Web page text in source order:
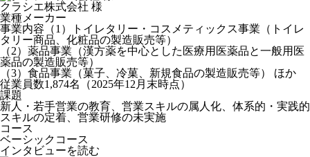
クラシエ株式会社 様
業種 メーカー
事業内容 （1）トイレタリー・コスメティックス事業（トイレ
タリー商品、化粧品の製造販売等）
（2）薬品事業（漢方薬を中心とした医療用医薬品と一般用医
薬品の製造販売等）
（3）食品事業（菓子、冷菓、新規食品の製造販売等） ほか
従業員数1,874名（2025年12月末時点）
課題
新人・若手営業の教育、営業スキルの属人化、体系的・実践的
スキルの定着、営業研修の未実施
コース
ベーシックコース
インタビューを読む